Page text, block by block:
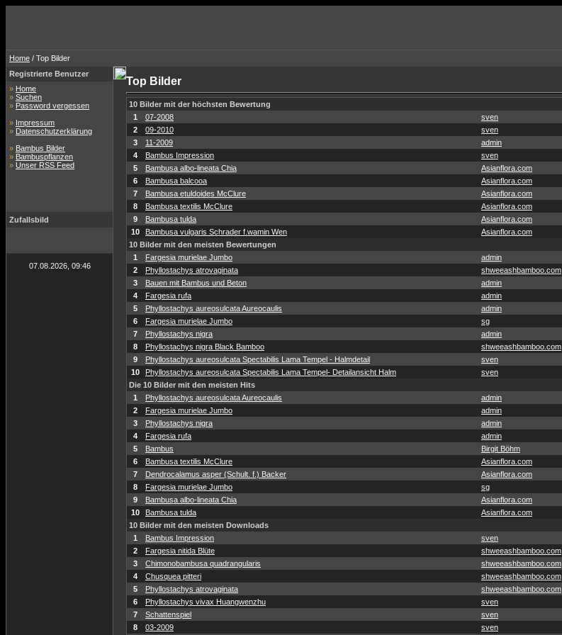
Home / Top Bilder
Registrierte Benutzer
» Home
» Suchen
» Password vergessen
» Impressum
» Datenschutzerklärung
» Bambus Bilder
» Bambuspflanzen
» Unser RSS Feed
Zufallsbild
07.08.2026, 09:46
Top Bilder
10 Bilder mit der höchsten Bewertung
1
07-2008 sven
2
09-2010 sven
3
11-2009 admin
4
Bambus Impression sven
5
Bambusa albo-lineata Chia Asianflora.com
6
Bambusa balcooa Asianflora.com
7
Bambusa etuldoides McClure Asianflora.com
8
Bambusa textilis McClure Asianflora.com
9
Bambusa tulda Asianflora.com
10
Bambusa vulgaris Schrader f.wamin Wen Asianflora.com
10 Bilder mit den meisten Bewertungen
1
Fargesia murielae Jumbo admin
2
Phyllostachys atrovaginata shweeashbamboo.com
3
Bauen mit Bambus und Beton admin
4
Fargesia rufa admin
5
Phyllostachys aureosulcata Aureocaulis admin
6
Fargesia murielae Jumbo sg
7
Phyllostachys nigra admin
8
Phyllostachys nigra Black Bamboo shweeashbamboo.com
9
Phyllostachys aureosulcata Spectabilis Lama Tempel - Halmdetail sven
10
Phyllostachys aureosulcata Spectabilis Lama Tempel- Detailansicht Halm sven
Die 10 Bilder mit den meisten Hits
1
Phyllostachys aureosulcata Aureocaulis admin
2
Fargesia murielae Jumbo admin
3
Phyllostachys nigra admin
4
Fargesia rufa admin
5
Bambus Birgit Böhm
6
Bambusa textilis McClure Asianflora.com
7
Dendrocalamus asper (Schult. f.) Backer Asianflora.com
8
Fargesia murielae Jumbo sg
9
Bambusa albo-lineata Chia Asianflora.com
10
Bambusa tulda Asianflora.com
10 Bilder mit den meisten Downloads
1
Bambus Impression sven
2
Fargesia nitida Blüte shweeashbamboo.com
3
Chimonobambusa quadrangularis shweeashbamboo.com
4
Chusquea pitteri shweeashbamboo.com
5
Phyllostachys atrovaginata shweeashbamboo.com
6
Phyllostachys vivax Huangwenzhu sven
7
Schattenspiel sven
8
03-2009 sven